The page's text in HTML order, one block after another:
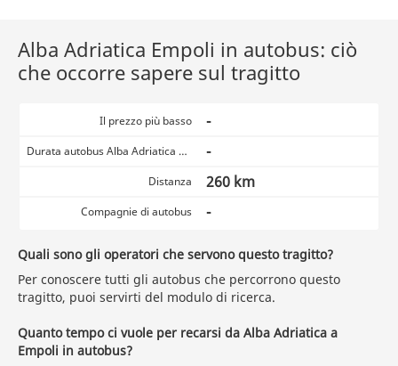
Alba Adriatica Empoli in autobus: ciò
che occorre sapere sul tragitto
Il prezzo più basso -
Durata autobus Alba Adriatica Empoli -
Distanza 260 km
Compagnie di autobus -
Quali sono gli operatori che servono questo tragitto?
Per conoscere tutti gli autobus che percorrono questo
tragitto, puoi servirti del modulo di ricerca.
Quanto tempo ci vuole per recarsi da Alba Adriatica a
Empoli in autobus?